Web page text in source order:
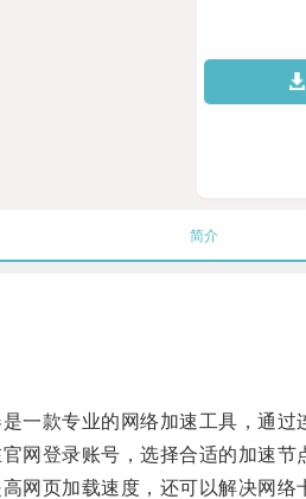
简介
款专业的网络加速工具，通过
登录账号，选择合适的加速节
页加载速度，还可以解决网络